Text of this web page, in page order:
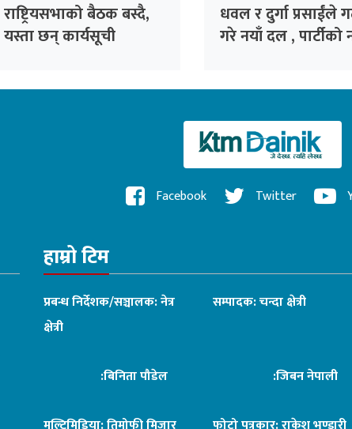
राष्ट्रियसभाको बैठक बस्दै,
यस्ता छन् कार्यसूची
धवल र दुर्गा प्रसाईंले
गरे नयाँ दल , पार्टीको
Facebook Twitter
हाम्रो टिम
प्रबन्ध निर्देशक/सञ्चालक: नेत्र
क्षेत्री
सम्पादक: चन्दा क्षेत्री
:बिनिता पौडेल :जिबन नेपाली